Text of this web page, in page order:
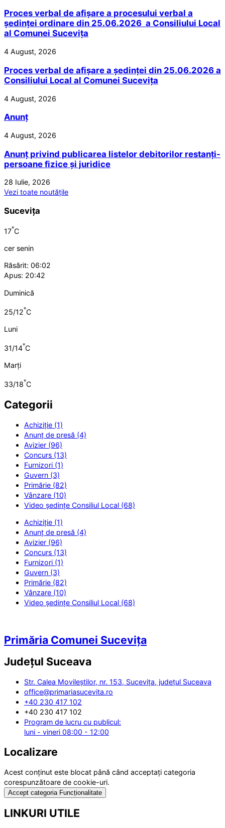
Proces verbal de afișare a procesului verbal a
ședinței ordinare din 25.06.2026 a Consiliului Local
al Comunei Sucevița
4 August, 2026
Proces verbal de afișare a ședinței din 25.06.2026 a
Consiliului Local al Comunei Sucevița
4 August, 2026
Anunț
4 August, 2026
Anunț privind publicarea listelor debitorilor restanți-
persoane fizice și juridice
28 Iulie, 2026
Vezi toate noutățile
Sucevița
17°C
cer senin
Răsărit: 06:02
Apus: 20:42
Duminică
25/12°C
Luni
31/14°C
Marți
33/18°C
Categorii
Achiziție (1)
Anunț de presă (4)
Avizier (96)
Concurs (13)
Furnizori (1)
Guvern (3)
Primărie (82)
Vânzare (10)
Video ședințe Consiliul Local (68)
Achiziție (1)
Anunț de presă (4)
Avizier (96)
Concurs (13)
Furnizori (1)
Guvern (3)
Primărie (82)
Vânzare (10)
Video ședințe Consiliul Local (68)
Primăria Comunei Sucevița
Județul Suceava
Str. Calea Movileștilor, nr. 153, Sucevița, județul Suceava
office@primariasucevita.ro
+40 230 417 102
+40 230 417 102
Program de lucru cu publicul:
luni - vineri 08:00 - 12:00
Localizare
Acest conținut este blocat până când acceptați categoria
corespunzătoare de cookie-uri.
Accept categoria Funcționalitate
LINKURI UTILE